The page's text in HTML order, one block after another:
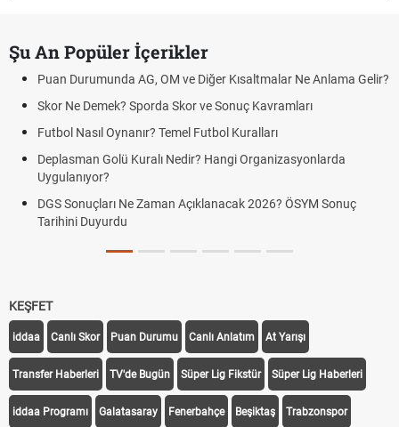
Şu An Popüler İçerikler
Puan Durumunda AG, OM ve Diğer Kısaltmalar Ne Anlama Gelir?
Skor Ne Demek? Sporda Skor ve Sonuç Kavramları
Futbol Nasıl Oynanır? Temel Futbol Kuralları
Deplasman Golü Kuralı Nedir? Hangi Organizasyonlarda
Uygulanıyor?
DGS Sonuçları Ne Zaman Açıklanacak 2026? ÖSYM Sonuç
Tarihini Duyurdu
KEŞFET
iddaa Canlı Skor Puan Durumu Canlı Anlatım At Yarışı
Transfer Haberleri TV'de Bugün Süper Lig Fikstür Süper Lig Haberleri
iddaa Programı Galatasaray Fenerbahçe Beşiktaş Trabzonspor